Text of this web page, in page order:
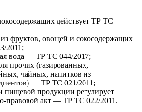
действует ТР ТС
из фруктов, овощей и сокосодержащих
2011;
вода — ТР ТС 044/2017;
прочих (газированных,
чайных, напитков из
— ТР ТС 021/2011;
пищевой продукции регулирует
правовой акт — ТР ТС 022/2011.